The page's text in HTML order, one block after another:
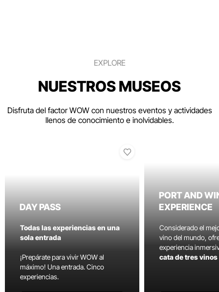
EXPLORE
NUESTROS MUSEOS
Disfruta del factor WOW con nuestros eventos y actividades
llenos de conocimiento e inolvidables.
DAY PASS
Todas las experiencias en una
sola entrada
¡Prepárate para vivir WOW al
máximo! Una entrada. Cinco
experiencias.
PORT AND
EXPERIENCE
Considerado el
vino del mundo,
experiencia
cata de tres